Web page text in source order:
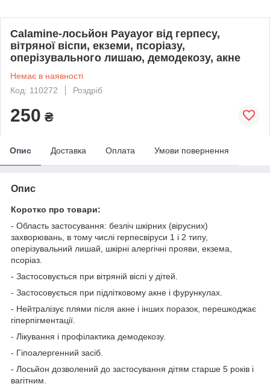
Calamine-лосьйон Payayor від герпесу,
вітряної віспи, екземи, псоріазу,
оперізувального лишаю, демодекозу, акне
Немає в наявності
Код: 110272
Роздріб
250 ₴
Опис Доставка Оплата Умови повернення
Опис
Коротко про товари:
- Область застосування: безліч шкірних (вірусних)
захворювань, в тому числі герпесвіруси 1 і 2 типу,
оперізувальний лишай, шкірні алергічні прояви, екзема,
псоріаз.
- Застосовується при вітряній віспі у дітей.
- Застосовується при підлітковому акне і фурункулах.
- Нейтралізує плями після акне і інших поразок, перешкоджає
гіперпігментації.
- Лікування і профілактика демодекозу.
- Гіпоалергенний засіб.
- Лосьйон дозволений до застосування дітям старше 5 років і
вагітним.